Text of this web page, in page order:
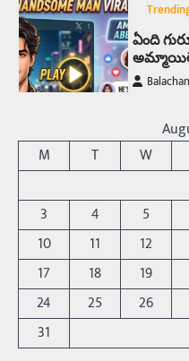
4
ఏంది
బోమ్మ అని
అందంగా
5
రోడ్డుపై
ఉత్తర
ప్రమాదం
రహదారిపై
M
T W
3
4 5
10
11 12
17
18 19
24
25 26
31